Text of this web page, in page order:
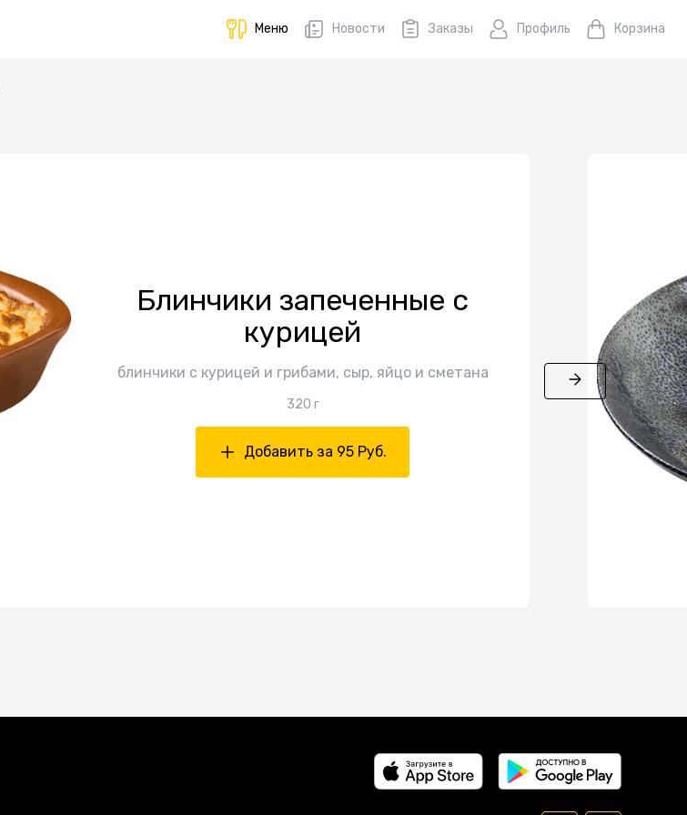
Меню Новости Заказы Профиль Корзина
Блинчики запеченные с
курицей
блинчики с курицей и грибами, сыр, яйцо и сметана
320 г
Добавить за 95 Руб.